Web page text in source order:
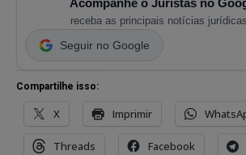
receba as principais notícias
Seguir no Google
Compartilhe isso:
X Imprimir
Threads Facebook